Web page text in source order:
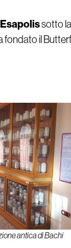
sotto
fondato il
antica di Bachi